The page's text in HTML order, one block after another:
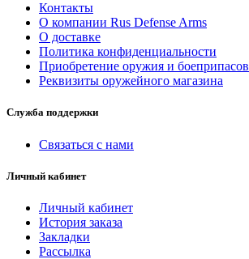
Контакты
О компании Rus Defense Arms
О доставке
Политика конфиденциальности
Приобретение оружия и боеприпасов
Реквизиты оружейного магазина
Служба поддержки
Связаться с нами
Личный кабинет
Личный кабинет
История заказа
Закладки
Рассылка